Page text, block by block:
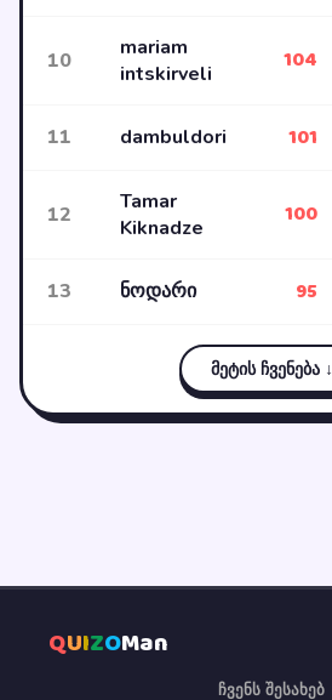
10
mariam
intskirveli
104
11 dambuldori 101
12
Tamar
Kiknadze
100
13 ნოდარი 95
მეტის ჩვენება ↓
QUIZOMan
ჩვენს შესახებ